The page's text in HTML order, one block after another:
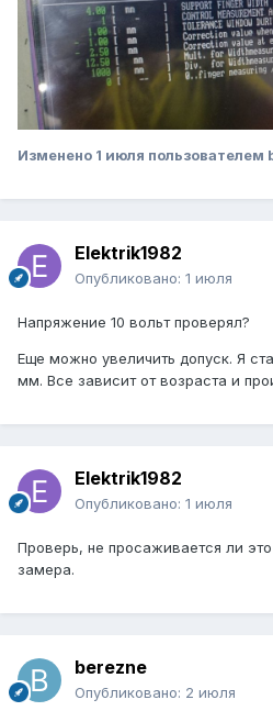
Изменено 1 июля пользователем
Elektrik1982
Опубликовано: 1 июля
Напряжение 10 вольт проверял?
Еще можно увеличить допуск. Я
мм. Все зависит от возраста и
Elektrik1982
Опубликовано: 1 июля
Проверь, не просаживается ли
замера.
berezne
Опубликовано: 2 июля